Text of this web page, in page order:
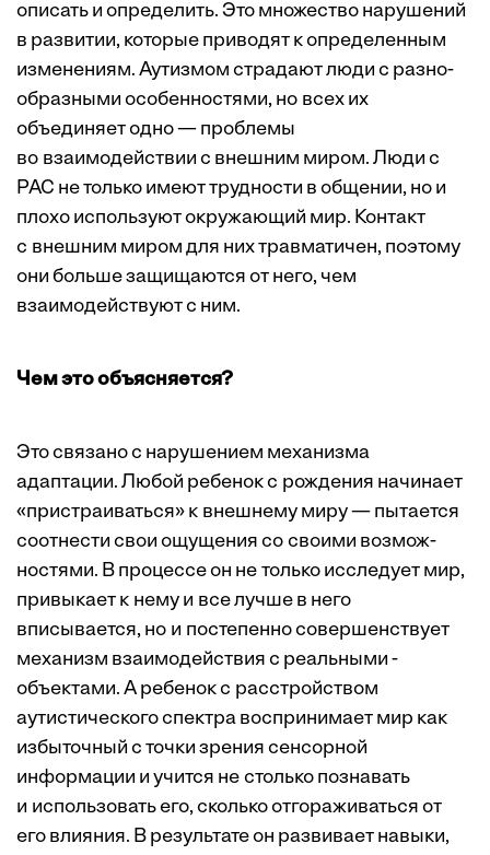
описать и определить. Это множество нарушений
в развитии, которые приводят к определенным
изменениям. Аутизмом страдают люди с разно­
образными особенностями, но всех их
объединяет одно — проб­лемы
во взаимодействии с внешним миром. Люди с
РАС не только имеют трудности в общении, но и
плохо используют окружающий мир. Контакт
с внешним миром для них травматичен, поэтому
они больше защищаются от него, чем
взаимодействуют с ним.
Чем это объясняется?
Это связано с нарушением механиз­ма
адаптации. Любой ребенок с рожде­ния начинает
«пристраиваться» к внешнему миру — пытается
соотнести свои ощущения со своими возмож­
ностями. В процессе он не только исследует мир,
привыкает к нему и все лучше в него
вписывается, но и постепенно совершенствует
механизм взаимодействия с реальными ­
объектами. А ребенок с расстройством
аутистического спектра воспринимает мир как
избыточный с точки зрения сенсорной
информации и учится не столько познавать
и использовать его, сколько отгораживаться от
его влияния. В результате он развивает навыки,